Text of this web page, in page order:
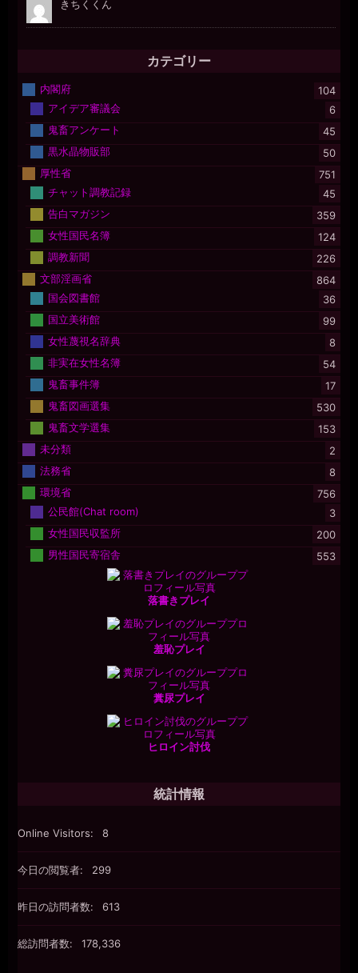
カテゴリー
内閣府
104
アイデア審議会
6
鬼畜アンケート
45
黒水晶物販部
50
厚性省
751
チャット調教記録
45
告白マガジン
359
女性国民名簿
124
調教新聞
226
文部淫画省
864
国会図書館
36
国立美術館
99
女性蔑視名辞典
8
非実在女性名簿
54
鬼畜事件簿
17
鬼畜図画選集
530
鬼畜文学選集
153
未分類
2
法務省
8
環境省
756
公民館(Chat room)
3
女性国民収監所
200
男性国民寄宿舎
553
落書きプレイ
羞恥プレイ
糞尿プレイ
ヒロイン討伐
統計情報
Online Visitors: 8
今日の閲覧者: 299
昨日の訪問者数: 613
総訪問者数: 178,336